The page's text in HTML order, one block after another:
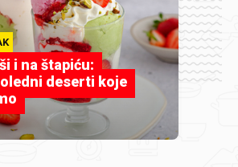
i na štapiću:
deserti koje